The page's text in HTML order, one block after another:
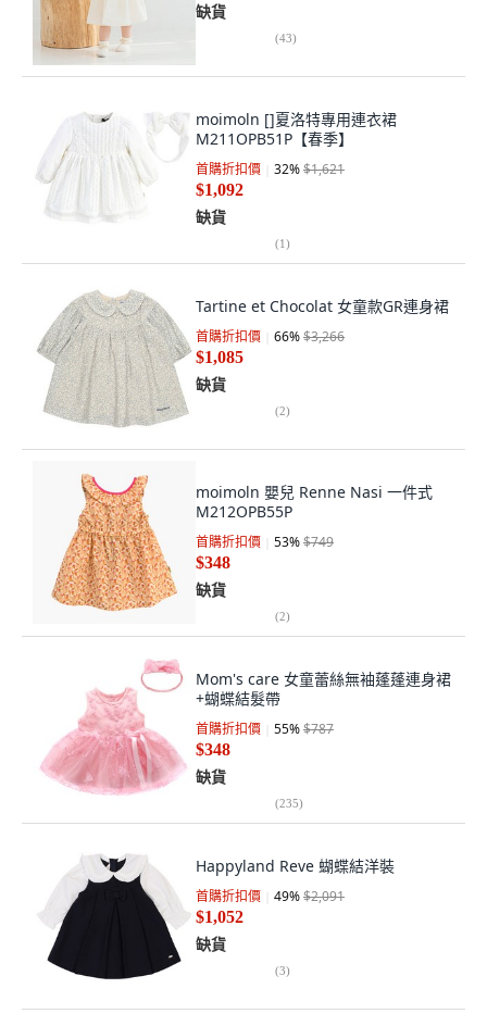
缺貨
(43)
moimoln []夏洛特專用連衣裙
M211OPB51P【春季】
首購折扣價 32%$1,621
$1,092
缺貨
(1)
Tartine et Chocolat 女童款GR連身裙
首購折扣價 66%$3,266
$1,085
缺貨
(2)
moimoln 嬰兒 Renne Nasi 一件式
M212OPB55P
首購折扣價 53%$749
$348
缺貨
(2)
Mom's care 女童蕾絲無袖蓬蓬連身裙
+蝴蝶結髮帶
首購折扣價 55%$787
$348
缺貨
(235)
Happyland Reve 蝴蝶結洋裝
首購折扣價 49%$2,091
$1,052
缺貨
(3)